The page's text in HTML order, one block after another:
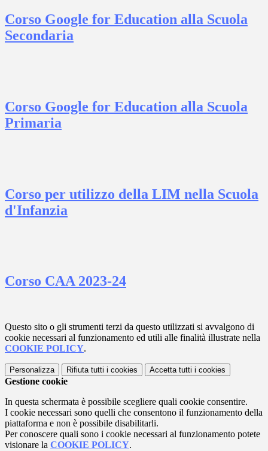
Corso Google for Education alla Scuola
Secondaria
Corso Google for Education alla Scuola
Primaria
Corso per utilizzo della LIM nella Scuola
d'Infanzia
Corso CAA 2023-24
Questo sito o gli strumenti terzi da questo utilizzati si avvalgono di
cookie necessari al funzionamento ed utili alle finalità illustrate nella
COOKIE POLICY.
Personalizza Rifiuta tutti i cookies Accetta tutti i cookies
Gestione cookie
In questa schermata è possibile scegliere quali cookie consentire.
I cookie necessari sono quelli che consentono il funzionamento della
piattaforma e non è possibile disabilitarli.
Per conoscere quali sono i cookie necessari al funzionamento potete
visionare la COOKIE POLICY.